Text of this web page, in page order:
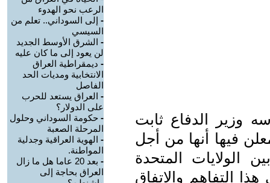
وزير الدفاع ثابت
فيها أنها من أجل
الولايات المتحدة
التفاهم والاتفاق
الرعب نحو الهدوء
- إلى السوداني.. تعلم من
السيسي
- الشرق الأوسط الجديد
لن يعود إلى ما كان عليه
- ديمقراطية العراق
الانتخابية ومديات الحد
الفاصل
- العراق يستعد للحرب
على الدولار؟
- حكومة السوداني وحلول
المرحلة الصعبة
- الهوية العراقية وجدلية
المواطنة.
-
بعد 20 عاما هل ما زال
العراق بحاجة إلى